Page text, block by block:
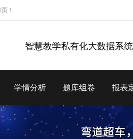
！
智慧教学私有化大数据系
学情分析 题库组卷 报表